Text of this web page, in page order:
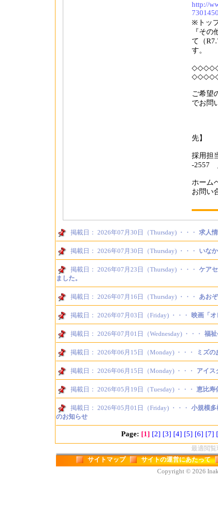
http://
※トッ
『そ
て（
す。
ご希望
でお問
先】
採用担
-2557
ホーム
お問い
掲載日： 2026年07月30日（Thursday) ・・・ 求人
掲載日： 2026年07月30日（Thursday) ・・・ いな
掲載日： 2026年07月23日（Thursday) ・・・ ケア
ました。
掲載日： 2026年07月16日（Thursday) ・・・ あお
掲載日： 2026年07月03日（Friday) ・・・ 映画「
掲載日： 2026年07月01日（Wednesday) ・・・ 福
掲載日： 2026年06月15日（Monday) ・・・ ミズ
掲載日： 2026年06月15日（Monday) ・・・ アイス
掲載日： 2026年05月19日（Tuesday) ・・・ 恵比寿
掲載日： 2026年05月01日（Friday) ・・・ 小規模
のお知らせ
Page: [1] [2] [3] [4] [5] [6] [7]
最適閲覧
サイトマップ
サイトの運営にあたって
Copyright © 2026